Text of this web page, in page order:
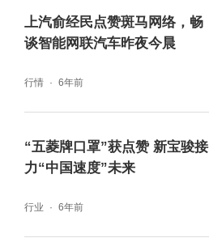
上汽俞经民点赞斑马网络，畅
谈智能网联汽车昨夜今晨
行情 6年前
“五菱牌口罩”获点赞 新宝骏接
力“中国速度”未来
行业 6年前